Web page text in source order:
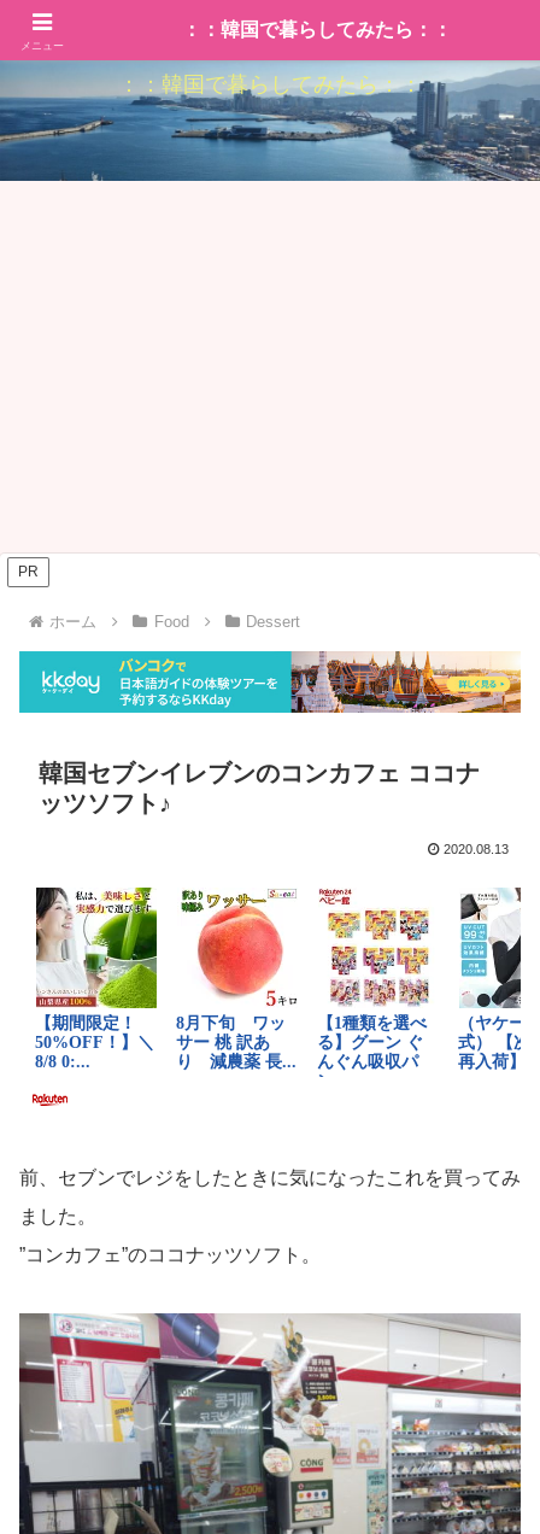
：：韓国で暮らしてみたら：：
PR
ホーム Food Dessert
韓国セブンイレブンのコンカフェ ココナ
ッツソフト♪
2020.08.13
前、セブンでレジをしたときに気になったこれを買ってみ
ました。
”コンカフェ”のココナッツソフト。
メニュー
：：韓国で暮らしてみたら：：